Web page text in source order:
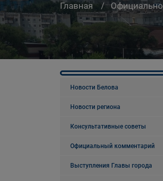
Главная Официально
Новости Белова
Новости региона
Консультативные советы
Официальный комментарий
Выступления Главы города